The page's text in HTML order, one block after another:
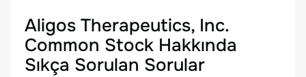
Aligos Therapeutics, Inc.
Common Stock Hakkında
Sıkça Sorulan Sorular